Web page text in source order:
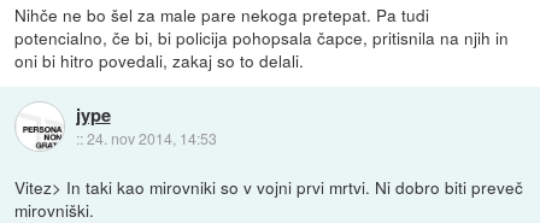
Nihče ne bo šel za male pare nekoga pretepat. Pa tudi
potencialno, če bi, bi policija pohopsala čapce, pritisnila na njih in
oni bi hitro povedali, zakaj so to delali.
jype
::24. nov 2014, 14:53
Vitez> In taki kao mirovniki so v vojni prvi mrtvi. Ni dobro biti preveč
mirovniški.